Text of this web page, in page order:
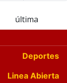
última
Deportes
Linea Abierta